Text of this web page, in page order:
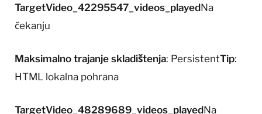
TargetVideo_42295547_videos_playedNa
čekanju
Maksimalno trajanje skladištenja: PersistentTip:
HTML lokalna pohrana
TargetVideo_48289689_videos_playedNa